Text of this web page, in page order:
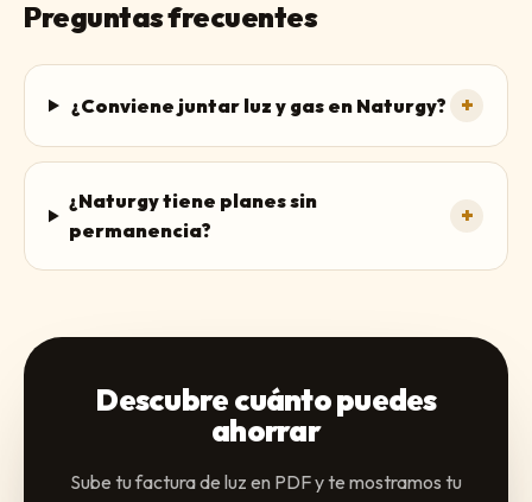
Preguntas frecuentes
¿Conviene juntar luz y gas en Naturgy? +
¿Naturgy tiene planes sin
permanencia?
+
Descubre cuánto puedes
ahorrar
Sube tu factura de luz en PDF y te mostramos tu